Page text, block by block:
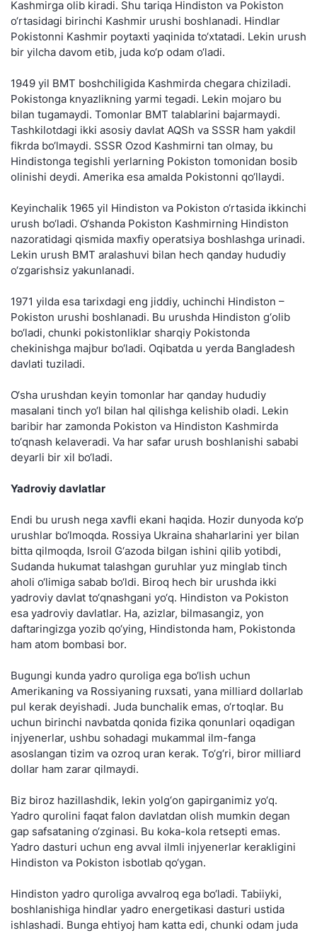
Kashmirga olib kiradi. Shu tariqa Hindiston va Pokiston
o‘rtasidagi birinchi Kashmir urushi boshlanadi. Hindlar
Pokistonni Kashmir poytaxti yaqinida to‘xtatadi. Lekin urush
bir yilcha davom etib, juda ko‘p odam o‘ladi.
1949 yil BMT boshchiligida Kashmirda chegara chiziladi.
Pokistonga knyazlikning yarmi tegadi. Lekin mojaro bu
bilan tugamaydi. Tomonlar BMT talablarini bajarmaydi.
Tashkilotdagi ikki asosiy davlat AQSh va SSSR ham yakdil
fikrda bo‘lmaydi. SSSR Ozod Kashmirni tan olmay, bu
Hindistonga tegishli yerlarning Pokiston tomonidan bosib
olinishi deydi. Amerika esa amalda Pokistonni qo‘llaydi.
Keyinchalik 1965 yil Hindiston va Pokiston o‘rtasida ikkinchi
urush bo‘ladi. O‘shanda Pokiston Kashmirning Hindiston
nazoratidagi qismida maxfiy operatsiya boshlashga urinadi.
Lekin urush BMT aralashuvi bilan hech qanday hududiy
o‘zgarishsiz yakunlanadi.
1971 yilda esa tarixdagi eng jiddiy, uchinchi Hindiston –
Pokiston urushi boshlanadi. Bu urushda Hindiston g‘olib
bo‘ladi, chunki pokistonliklar sharqiy Pokistonda
chekinishga majbur bo‘ladi. Oqibatda u yerda Bangladesh
davlati tuziladi.
O‘sha urushdan keyin tomonlar har qanday hududiy
masalani tinch yo‘l bilan hal qilishga kelishib oladi. Lekin
baribir har zamonda Pokiston va Hindiston Kashmirda
to‘qnash kelaveradi. Va har safar urush boshlanishi sababi
deyarli bir xil bo‘ladi.
Yadroviy davlatlar
Endi bu urush nega xavfli ekani haqida. Hozir dunyoda ko‘p
urushlar bo‘lmoqda. Rossiya Ukraina shaharlarini yer bilan
bitta qilmoqda, Isroil G‘azoda bilgan ishini qilib yotibdi,
Sudanda hukumat talashgan guruhlar yuz minglab tinch
aholi o‘limiga sabab bo‘ldi. Biroq hech bir urushda ikki
yadroviy davlat to‘qnashgani yo‘q. Hindiston va Pokiston
esa yadroviy davlatlar. Ha, azizlar, bilmasangiz, yon
daftaringizga yozib qo‘ying, Hindistonda ham, Pokistonda
ham atom bombasi bor.
Bugungi kunda yadro quroliga ega bo‘lish uchun
Amerikaning va Rossiyaning ruxsati, yana milliard dollarlab
pul kerak deyishadi. Juda bunchalik emas, o‘rtoqlar. Bu
uchun birinchi navbatda qonida fizika qonunlari oqadigan
injyenerlar, ushbu sohadagi mukammal ilm-fanga
asoslangan tizim va ozroq uran kerak. To‘g‘ri, biror milliard
dollar ham zarar qilmaydi.
Biz biroz hazillashdik, lekin yolg‘on gapirganimiz yo‘q.
Yadro qurolini faqat falon davlatdan olish mumkin degan
gap safsataning o‘zginasi. Bu koka-kola retsepti emas.
Yadro dasturi uchun eng avval ilmli injyenerlar kerakligini
Hindiston va Pokiston isbotlab qo‘ygan.
Hindiston yadro quroliga avvalroq ega bo‘ladi. Tabiiyki,
boshlanishiga hindlar yadro energetikasi dasturi ustida
ishlashadi. Bunga ehtiyoj ham katta edi, chunki odam juda